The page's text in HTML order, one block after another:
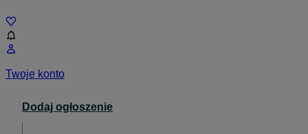
Twoje konto
Dodaj ogłoszenie